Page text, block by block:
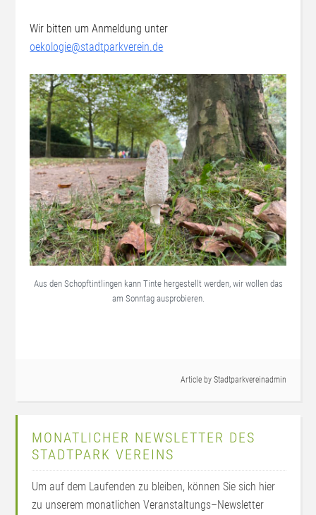
Wir bitten um Anmeldung unter
oekologie@stadtparkverein.de
Aus den Schopftintlingen kann Tinte hergestellt werden, wir wollen das
am Sonntag ausprobieren.
Article by Stadtparkvereinadmin
MONATLICHER NEWSLETTER DES
STADTPARK VEREINS
Um auf dem Laufenden zu bleiben, können Sie sich hier
zu unserem monatlichen Veranstaltungs–Newsletter